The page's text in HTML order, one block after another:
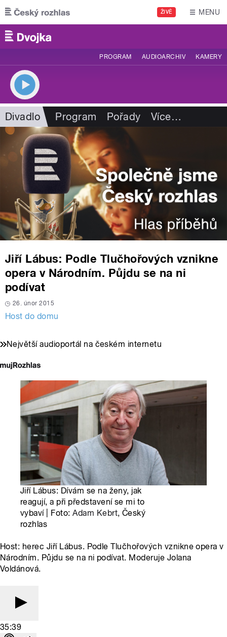
Přejít k hlavnímu obsahu
ŽIVĚ MENU
PROGRAM AUDIOARCHIV KAMERY
Divadlo Program Pořady Více…
Jiří Lábus: Podle Tlučhořových vznikne
opera v Národním. Půjdu se na ni
podívat
26. únor 2015
Host do domu
Největší audioportál na českém internetu
Jiří Lábus: Dívám se na ženy, jak
reagují, a při představení se mi to
vybaví | Foto:Adam Kebrt, Český
rozhlas
Host: herec Jiří Lábus. Podle Tlučhořových vznikne opera v
Národním. Půjdu se na ni podívat. Moderuje Jolana
Voldánová.
35:39